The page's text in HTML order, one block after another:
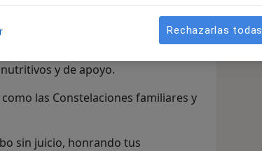
y crianza, ofreciendo herramientas
tus habilidades parentales
o adolescentes de una manera
y de apoyo.
las Constelaciones familiares y
sin juicio, honrando tus
Rechazarlas todas